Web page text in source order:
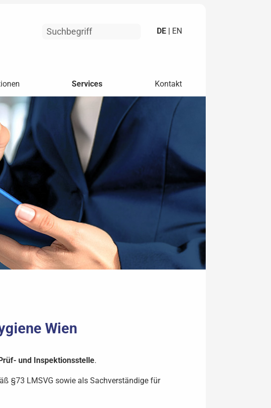
DE | EN
Services Kontakt
Wien
und Inspektionsstelle.
§73 LMSVG sowie als Sachverständige für